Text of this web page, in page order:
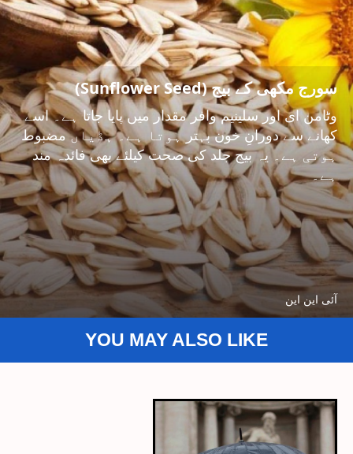
سورج مکھی کے بیج (Sunflower Seed)
وٹامن ای اور سلینیم وافر مقدار میں پایا جاتا ہے۔ اسے
کھانے سے دورانِ خون بہتر ہوتا ہے۔ ہڈیاں مضبوط
ہوتی ہے۔ یہ بیج جلد کی صحت کیلئے بھی فائدہ مند
ہے۔
آئی این این
YOU MAY ALSO LIKE